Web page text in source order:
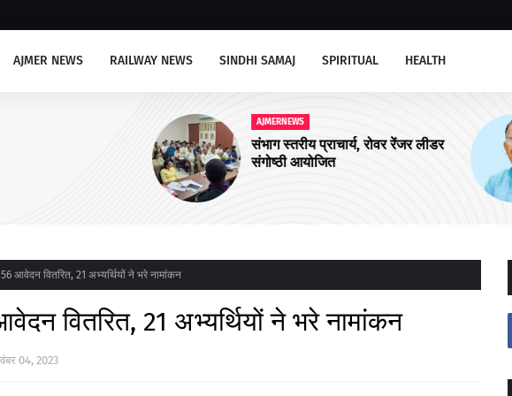
AJMER NEWS RAILWAY NEWS SINDHI SAMAJ SPIRITUAL HEALTH
AJMERNEWS
अजमेर उत्तर को चार और आयुष्मान शहरी
आरोग्य मंदिरों की सौगात
आवेदन वितरित, 21 अभ्यर्थियों ने भरे नामांकन
वितरित, 21 अभ्यर्थियों ने भरे नामांकन
04, 2023